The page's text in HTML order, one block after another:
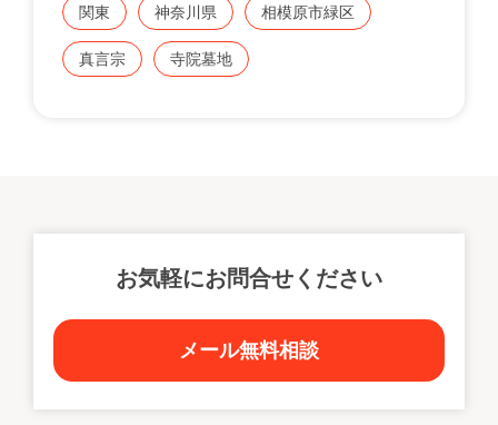
関東 神奈川県 相模原市緑区
真言宗 寺院墓地
お気軽にお問合せください
メール無料相談